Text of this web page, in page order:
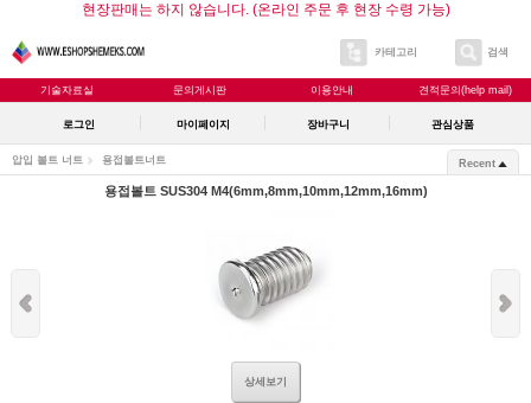
현장판매는 하지 않습니다. (온라인 주문 후 현장 수령 가능)
카테고리 검색
기술자료실 문의게시판 이용안내 견적문의(help mail)
로그인 마이페이지 장바구니 관심상품
압입 볼트 너트 용접볼트너트 Recent
용접볼트 SUS304 M4(6mm,8mm,10mm,12mm,16mm)
상세보기